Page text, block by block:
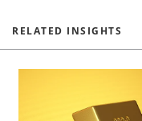
RELATED INSIGHTS